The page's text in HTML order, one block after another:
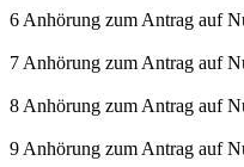
6 Anhörung zum Antrag auf
7 Anhörung zum Antrag auf
8 Anhörung zum Antrag auf
9 Anhörung zum Antrag auf